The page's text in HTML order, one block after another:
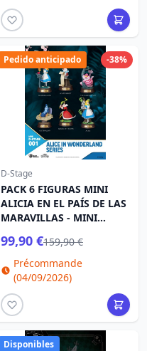
-38%
Pedido anticipado
D-Stage
PACK 6 FIGURAS MINI
ALICIA EN EL PAÍS DE LAS
MARAVILLAS - MINI
99,90 €159,90 €
Précommande
(04/09/2026)
Disponibles